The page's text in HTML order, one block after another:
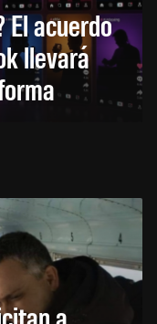
acuerdo
llevará